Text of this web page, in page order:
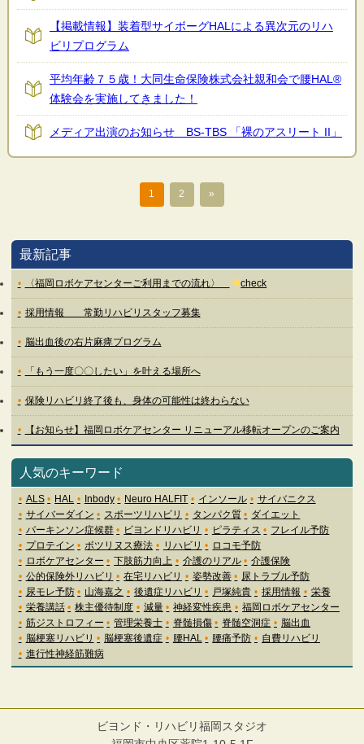
【掲載情報】装着型サイボーグHALによる異次元のリハ
ビリプログラム
平均年齢７５歳！大同生命保険株式会社親和会で腰HAL®
体験会を実施してきました！
メディア出演のお知らせ BS-TBS 「裸のアスリート II」
1 2 »
最新記事
〈福岡ロボケアセンターご利用までの流れ〉 check
採用情報 常勤リハビリスタッフ募集
脳出血後の右片麻痺プログラム
「もう一度〇〇したい」を叶える場所へ
保険リハビリ終了後も、身体の可能性は終わらない
【お知らせ】福岡ロボケアセンター リニューアル移転オープンのご案内
人気のキーワード
ALS HAL Inbody Neuro HALFIT インソール
サイバニクス
サイバーダイン
スポーツリハビリ タンパク質
ダイエット
パーキンソン症候群
ビヨンドリハビリ ピラティス
フレイル予防
プロテイン
ボツリヌス療法 リハビリ
ロコモ予防
ロボケアセンター
下肢筋力向上 介護のリアル
介護保険
公的保険外リハビリ
在宅リハビリ 姿勢改善
尿トラブル予防
尿モレ予防
山海嘉之 後遺症リハビリ 戸塚純貴 採用情報
栄養
栄養講話
株主優待制度 減量 神経変性疾患
福岡ロボケアセンター
筋ジストロフィー
管理栄養士 脊髄損傷 脊髄空洞症
脳出血
脳梗塞リハビリ
脳梗塞後遺症 腰HAL 腰痛予防
自費リハビリ
進行性神経筋難病
ビヨンド・リハビリ福岡スタジオ